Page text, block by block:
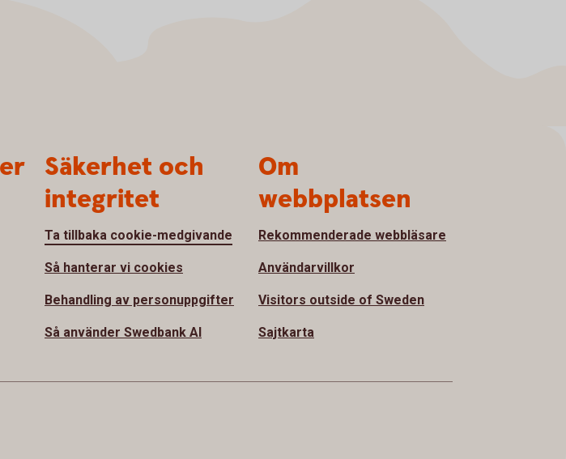
Säkerhet och
integritet
Ta tillbaka cookie-medgivande
Så hanterar vi cookies
Behandling av personuppgifter
Så använder Swedbank AI
Om
webbplatsen
Rekommenderade webbläsare
Användarvillkor
Visitors outside of Sweden
Sajtkarta